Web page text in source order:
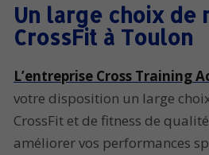
Un large choix de
CrossFit à Toulon
L’entreprise Cross Training
votre disposition un large
CrossFit et de fitness de
améliorer vos performances